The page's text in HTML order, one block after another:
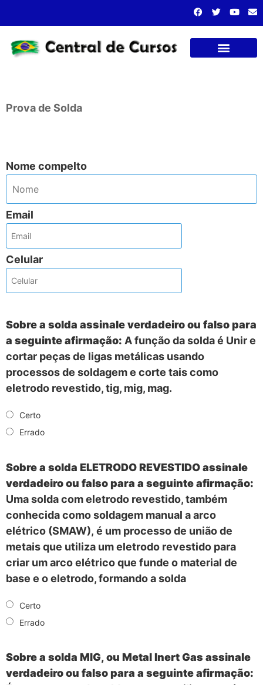
Prova de Solda
Nome compelto
Email
Celular
Sobre a solda assinale verdadeiro ou falso para
a seguinte afirmação: A função da solda é Unir e
cortar peças de ligas metálicas usando
processos de soldagem e corte tais como
eletrodo revestido, tig, mig, mag.
Certo
Errado
Sobre a solda ELETRODO REVESTIDO assinale
verdadeiro ou falso para a seguinte afirmação:
Uma solda com eletrodo revestido, também
conhecida como soldagem manual a arco
elétrico (SMAW), é um processo de união de
metais que utiliza um eletrodo revestido para
criar um arco elétrico que funde o material de
base e o eletrodo, formando a solda
Certo
Errado
Sobre a solda MIG, ou Metal Inert Gas assinale
verdadeiro ou falso para a seguinte afirmação: